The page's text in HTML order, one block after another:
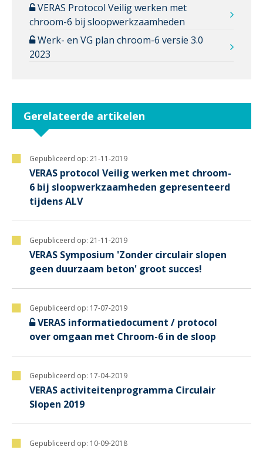
VERAS Protocol Veilig werken met
chroom-6 bij sloopwerkzaamheden
Werk- en VG plan chroom-6 versie 3.0
2023
Gerelateerde artikelen
Gepubliceerd op: 21-11-2019
VERAS protocol Veilig werken met chroom-
6 bij sloopwerkzaamheden gepresenteerd
tijdens ALV
Gepubliceerd op: 21-11-2019
VERAS Symposium 'Zonder circulair slopen
geen duurzaam beton' groot succes!
Gepubliceerd op: 17-07-2019
VERAS informatiedocument / protocol
over omgaan met Chroom-6 in de sloop
Gepubliceerd op: 17-04-2019
VERAS activiteitenprogramma Circulair
Slopen 2019
Gepubliceerd op: 10-09-2018